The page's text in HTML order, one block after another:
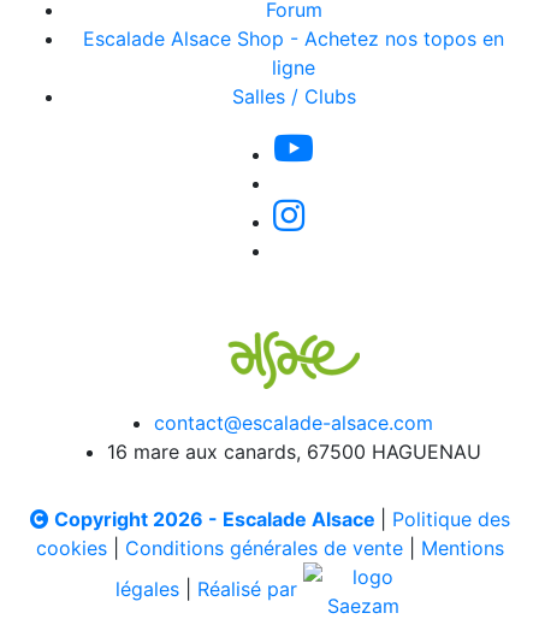
Forum
Escalade Alsace Shop - Achetez nos topos en
ligne
Salles / Clubs
contact@escalade-alsace.com
16 mare aux canards, 67500 HAGUENAU
Copyright 2026 - Escalade Alsace
Politique des
cookies| Conditions générales de vente| Mentions
légales
Réalisé par